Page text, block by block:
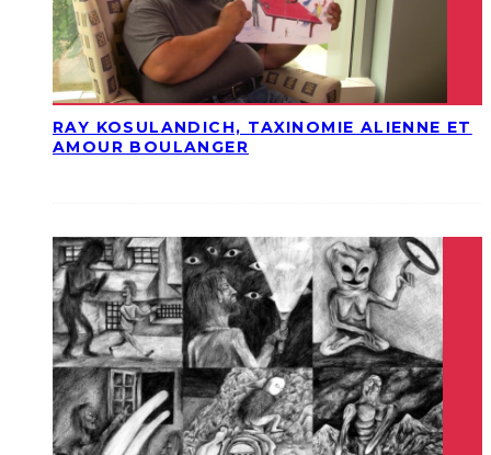
RAY KOSULANDICH, TAXINOMIE ALIENNE ET
AMOUR BOULANGER